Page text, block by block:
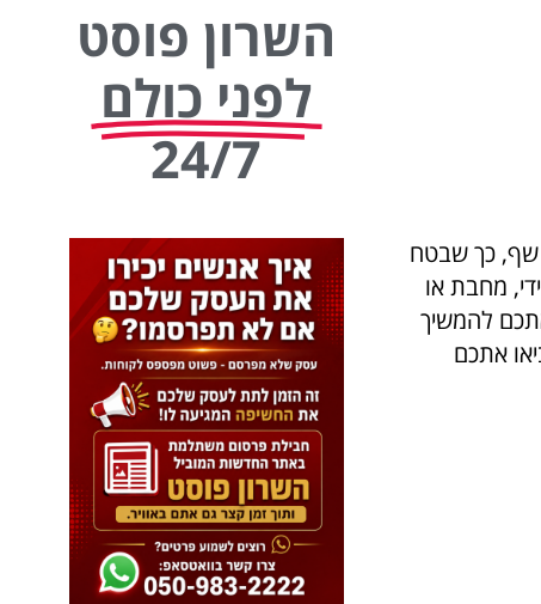
שף, כך שבטח
מחבת או
להמשיך
אתכם
השרון פוסט
לפני כולם
24/7